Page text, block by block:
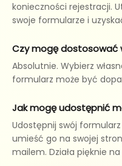
konieczności rejestracji.
swoje formularze i
Czy mogę dostosować
Absolutnie. Wybierz
formularz może być
Jak mogę udostępnić
Udostępnij swój
umieść go na swojej
mailem. Działa pięknie